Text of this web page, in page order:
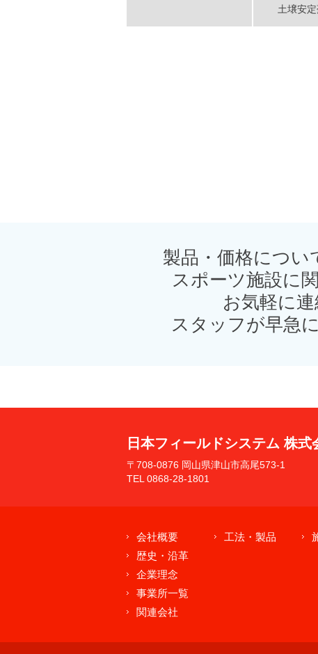
土壌安定
製品・価格につい
スポーツ施設に
お気軽に
スタッフが早急
日本フィールドシステム 株式
〒708-0876 岡山県津山市高尾573-1
TEL 0868-28-1801
会社概要
歴史・沿革
企業理念
事業所一覧
関連会社
工法・製品